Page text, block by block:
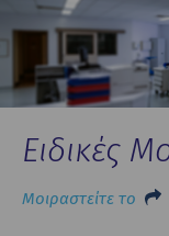
Ειδικές
Μοιραστείτε το